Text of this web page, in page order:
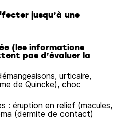
jusqu’à une
(les informations
pas d’évaluer la
urticaire,
de Quincke), choc
: éruption en relief (macules,
(dermite de contact)